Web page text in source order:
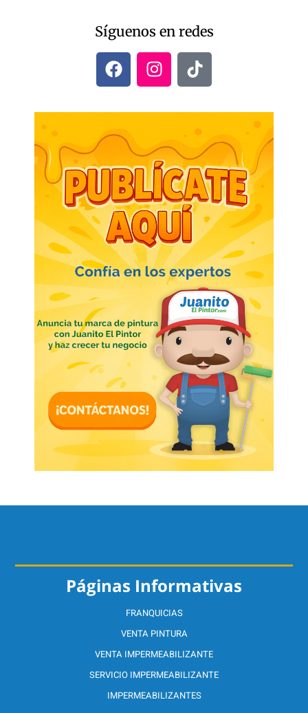
Síguenos en redes
Páginas Informativas
FRANQUICIAS
VENTA PINTURA
VENTA IMPERMEABILIZANTE
SERVICIO IMPERMEABILIZANTE
IMPERMEABILIZANTES